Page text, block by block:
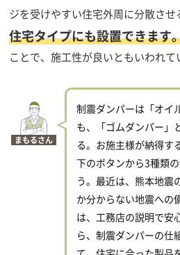
ジを受けやすい住宅外周に分散さ
住宅タイプにも設置できます
ことで、施工性が良いともいわれて
まもるさん
制震ダンパーは「オイ
も、「ゴムダンパー」
る。お施主様が納得す
下のボタンから3種類
う。最近は、熊本地震
か分からない地震への
は、工務店の説明で安
ら、制震ダンパーの仕